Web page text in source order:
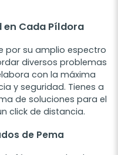
en Cada Píldora
por su amplio espectro
diversos problemas
con la máxima
y seguridad. Tienes a
de soluciones para el
click de distancia.
de Pema